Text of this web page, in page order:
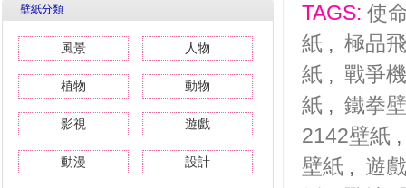
壁紙分類
風景 人物
植物 動物
影視 遊戲
動漫 設計
TAGS: 使
紙 , 極品
紙 , 戰爭
紙 , 鐵拳
2142壁紙
壁紙 , 遊